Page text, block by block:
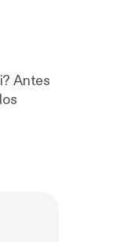
Antes